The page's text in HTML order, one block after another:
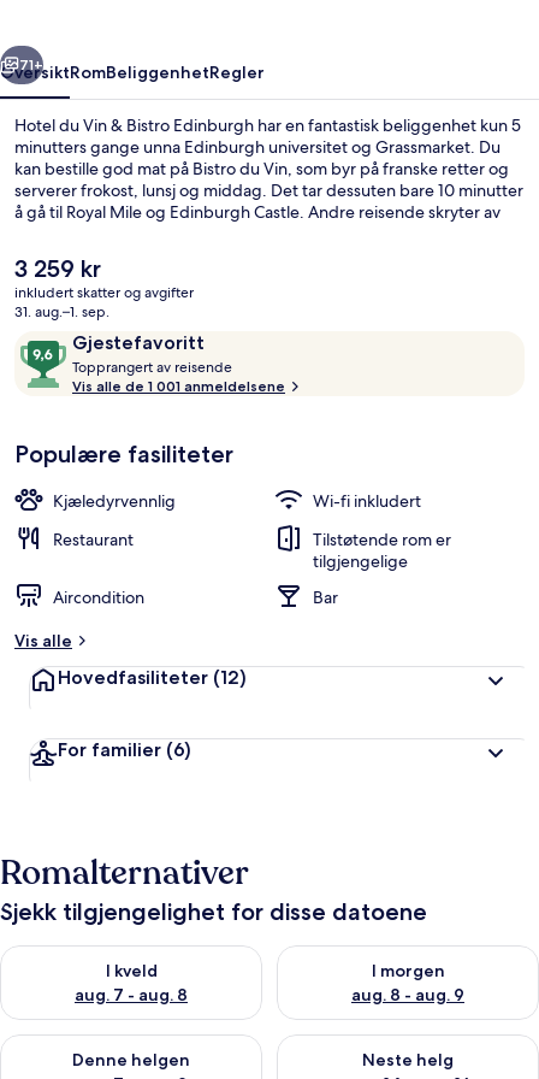
Neste
71+
OversiktRomBeliggenhetRegler
Hotel du Vin & Bistro Edinburgh har en fantastisk beliggenhet kun 5
minutters gange unna Edinburgh universitet og Grassmarket. Du
kan bestille god mat på Bistro du Vin, som byr på franske retter og
serverer frokost, lunsj og middag. Det tar dessuten bare 10 minutter
å gå til Royal Mile og Edinburgh Castle. Andre reisende skryter av
kollektivtransport fra overnattingsstedet: Det tar 11 minutter å gå til
Princes Street Tram Stop og 14 minutter å gå til St Andrew Square
trikkeholdeplass.
Den
nåværende
prisen
3 259 kr
3 259 kr
inkludert skatter og avgifter
31. aug.–1. sep.
AnmeldelserGjestefavoritt
9,6
av
10,
Topprangert av reisende
o
r
i
Vis alle de 1 001 anmeldelsene
Populære fasiliteter
Kjæledyrvennlig
Wi-fi inkludert
Restaurant
Tilstøtende rom er
tilgjengelige
Aircondition
Bar
Vis alle
Hovedfasiliteter (12)
For familier (6)
Romalternativer
Sjekk tilgjengelighet for disse datoene
I kveld
aug. 7 - aug. 8
Sjekk tilgjengelighet for i kveld, aug. 7 - aug. 8
I morgen
aug. 8 - aug. 9
Sjekk tilgjengelighet for i
Denne helgen
Sjekk tilgjengelighet for denne helgen, aug. 7 - aug. 9
Neste helg
Sjekk tilgjengelighet for neste